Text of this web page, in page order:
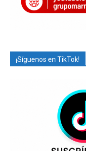
¡Síguenos en TikTok!